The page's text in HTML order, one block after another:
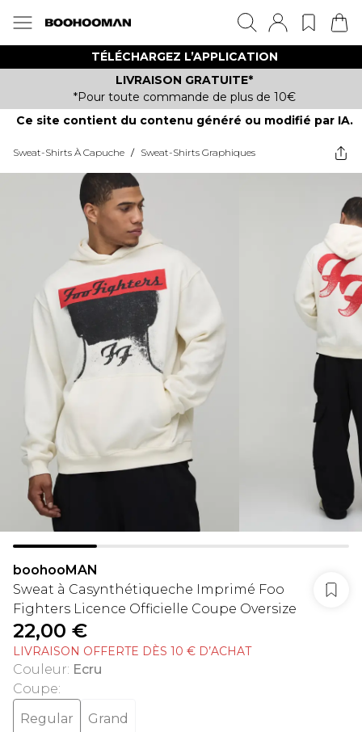
TÉLÉCHARGEZ L’APPLICATION
LIVRAISON GRATUITE*
*Pour toute commande de plus de 10€
Ce site contient du contenu généré ou modifié par IA.
Sweat-Shirts À Capuche / Sweat-Shirts Graphiques
boohooMAN
Sweat à Casynthétiqueche Imprimé Foo
Fighters Licence Officielle Coupe Oversize
22,00 €
LIVRAISON OFFERTE DÈS 10 € D’ACHAT
Couleur: Ecru
Coupe:
Regular
Grand